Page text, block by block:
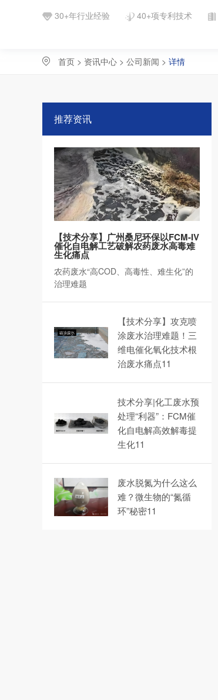
30+年行业经验 40+项专利技术
首页 > 资讯中心 > 公司新闻 > 详情
推荐资讯
【技术分享】广州桑尼环保以FCM-IV
催化自电解工艺破解农药废水高毒难
生化痛点
农药废水“高COD、高毒性、难生化”的
治理难题
【技术分享】攻克喷
涂废水治理难题！三
维电催化氧化技术根
治废水痛点11
技术分享|化工废水预
处理“利器”：FCM催
化自电解高效解毒提
生化11
废水脱氮为什么这么
难？微生物的“氮循
环”秘密11